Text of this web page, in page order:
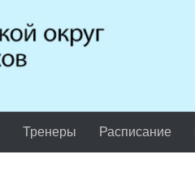
Тренеры Расписание